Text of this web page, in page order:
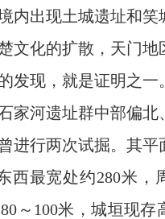
内出现土城遗址和笑
文化的扩散，天门地
发现，就是证明之一
家河遗址群中部偏北
进行两次试掘。其
西最宽处约280米，
～100米，城垣现存